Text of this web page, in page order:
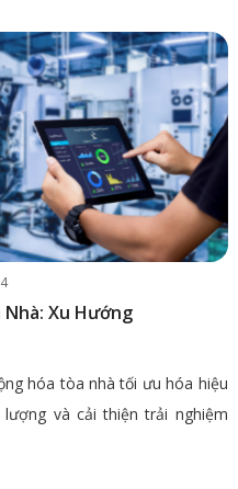
Xu Hướng
hóa tòa nhà tối ưu hóa hiệu
và cải thiện trải nghiệm